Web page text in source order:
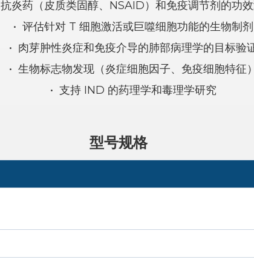
抗炎药（皮质类固醇、NSAID）和免疫调节剂的功
• 评估针对 T 细胞激活或巨噬细胞功能的生物制剂
• 肉芽肿性炎症和免疫介导的肺部病理学的目标验
• 生物标志物发现（炎症细胞因子、免疫细胞特征）
• 支持 IND 的药理学和毒理学研究
型号规格